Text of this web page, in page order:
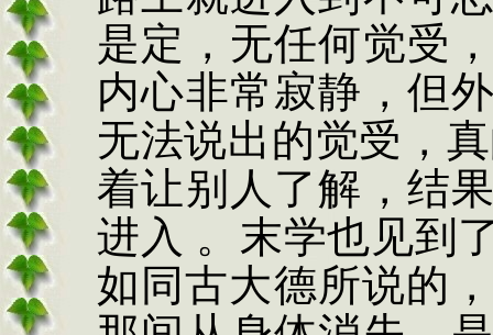
是定 ， 无任何觉受
内心非常寂静 ， 但
无法说出的觉受 ，
着让别人了解 ， 结
进入 。末学也见到
如同古大德所说的